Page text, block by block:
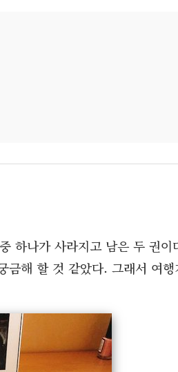
하나가 사라지고 남은 두 권이
금해 할 것 같았다. 그래서 여행